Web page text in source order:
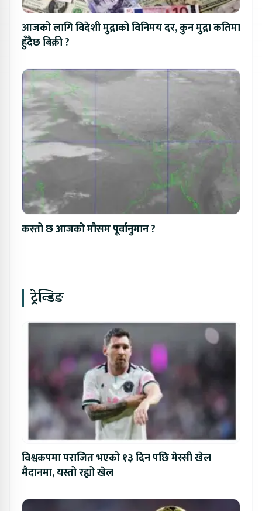
आजको लागि विदेशी मुद्राको विनिमय दर, कुन मुद्रा कतिमा
हुँदैछ बिक्री ?
कस्तो छ आजको मौसम पूर्वानुमान ?
ट्रेन्डिङ
विश्वकपमा पराजित भएको १३ दिन पछि मेस्सी खेल
मैदानमा, यस्तो रह्यो खेल